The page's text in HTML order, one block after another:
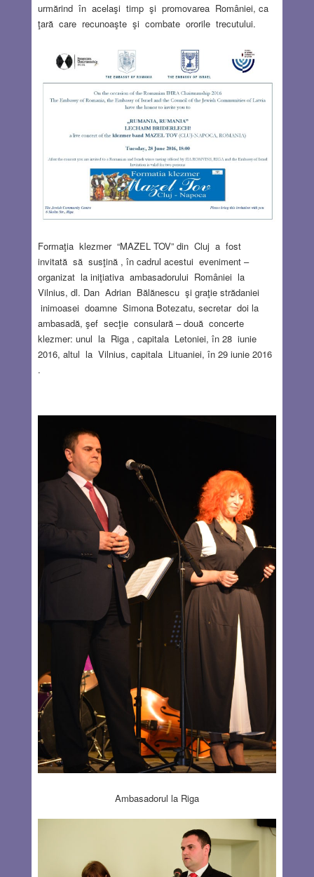
urmărind în acelaşi timp şi promovarea României, ca
ţară care recunoaşte şi combate ororile trecutului.
Formaţia klezmer “MAZEL TOV” din Cluj a fost
invitată să susţină , în cadrul acestui eveniment –
organizat la iniţiativa ambasadorului României la
Vilnius, dl. Dan Adrian Bălănescu şi graţie strădaniei
inimoasei doamne Simona Botezatu, secretar doi la
ambasadă, şef secţie consulară – două concerte
klezmer: unul la Riga , capitala Letoniei, în 28 iunie
2016, altul la Vilnius, capitala Lituaniei, în 29 iunie 2016
.
Ambasadorul la Riga